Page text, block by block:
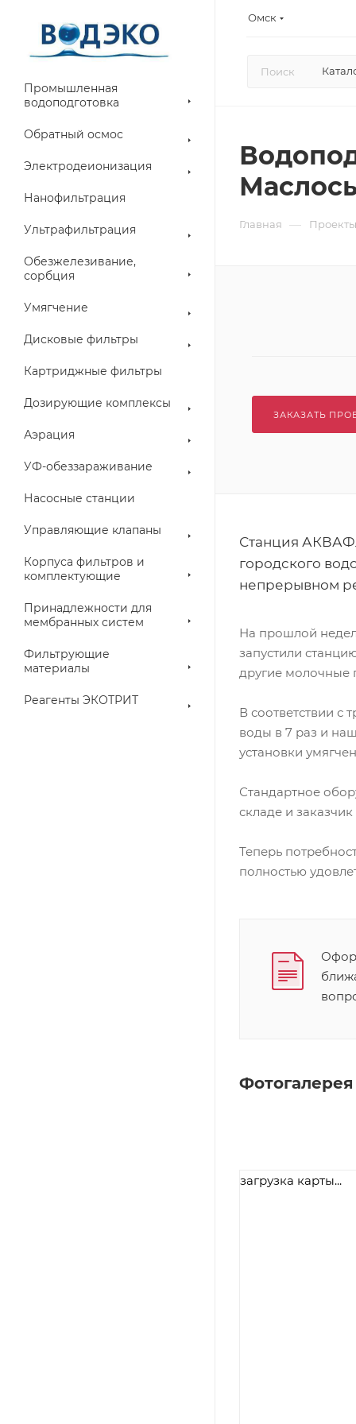
Омск
Промышленная
водоподготовка
Обратный осмос
Электродеионизация
Нанофильтрация
Ультрафильтрация
Обезжелезивание,
сорбция
Умягчение
Дисковые фильтры
Картриджные фильтры
Дозирующие комплексы
Аэрация
УФ-обеззараживание
Насосные станции
Управляющие клапаны
Корпуса фильтров и
комплектующие
Принадлежности для
мембранных систем
Фильтрующие
материалы
Реагенты ЭКОТРИТ
Главная — Проекты
ЗАКАЗАТЬ
Станция
городского
непрерывном
На прошлой
запустили
другие молочные
В соответствии с
воды в 7 раз и
установки
Стандартное
складе и
Теперь
полностью
Фотогалерея
загрузка карты...